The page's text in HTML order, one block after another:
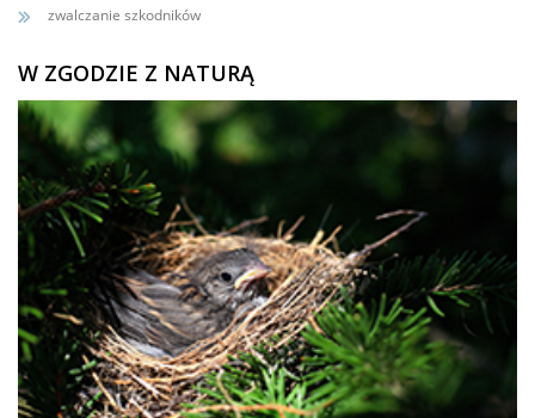
zwalczanie szkodników
W ZGODZIE Z NATURĄ